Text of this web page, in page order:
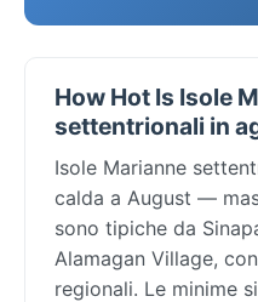
How Hot Is Isole
settentrionali in
Isole Marianne
calda a August —
sono tipiche da
Alamagan Village,
regionali. Le minime